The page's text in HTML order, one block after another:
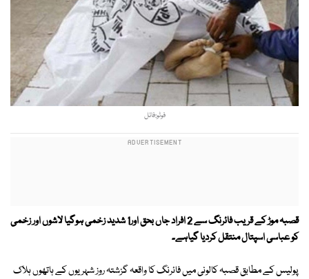
فوٹو:فائل
قصبہ موڑ کے قریب فائرنگ سے 2 افراد جاں بحق اور1 شدید زخمی ہوگیا لاشوں اور زخمی
کو عباسی اسپتال منتقل کردیا گیاہے۔
پولیس کے مطابق قصبہ کالونی میں فائرنگ کا واقعہ گزشتہ روز شہریوں کے ہاتھوں ہلاک